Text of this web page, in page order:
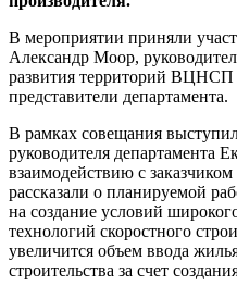
В мероприятии приняли
Александр Моор,
развития территорий
представители департамента.
В рамках совещания
руководителя департамента
взаимодействию с
рассказали о планируемой
на создание условий
технологий скоростного
увеличится объем ввода
строительства за счет